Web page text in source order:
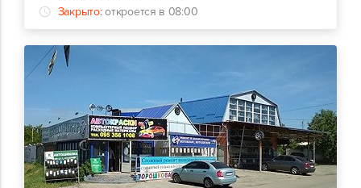
Закрыто: откроется в 08:00